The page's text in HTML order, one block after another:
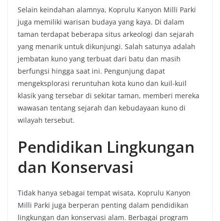
Selain keindahan alamnya, Koprulu Kanyon Milli Parki
juga memiliki warisan budaya yang kaya. Di dalam
taman terdapat beberapa situs arkeologi dan sejarah
yang menarik untuk dikunjungi. Salah satunya adalah
jembatan kuno yang terbuat dari batu dan masih
berfungsi hingga saat ini. Pengunjung dapat
mengeksplorasi reruntuhan kota kuno dan kuil-kuil
klasik yang tersebar di sekitar taman, memberi mereka
wawasan tentang sejarah dan kebudayaan kuno di
wilayah tersebut.
Pendidikan Lingkungan
dan Konservasi
Tidak hanya sebagai tempat wisata, Koprulu Kanyon
Milli Parki juga berperan penting dalam pendidikan
lingkungan dan konservasi alam. Berbagai program